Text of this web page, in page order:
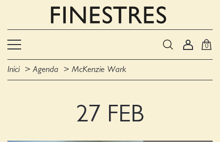
0
Inici Agenda McKenzie Wark
27 FEB